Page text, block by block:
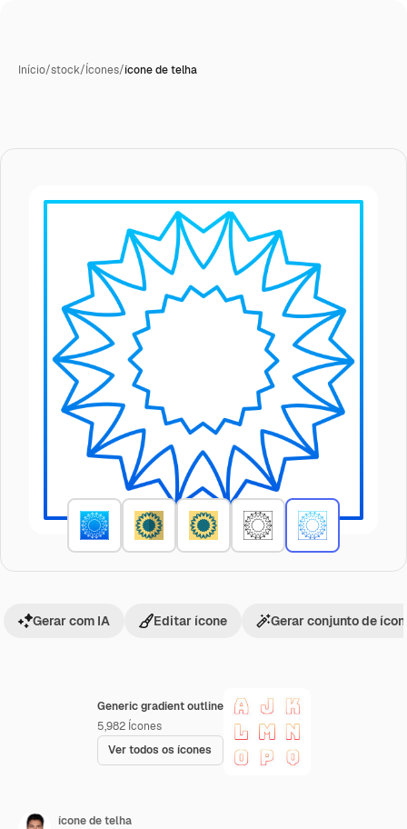
Início/stock/Ícones/ícone de telha
Generic gradient outline
5,982 Ícones
Ver todos os ícones
Gerar com IA Editar ícone Gerar conjunto de
ícone de telha